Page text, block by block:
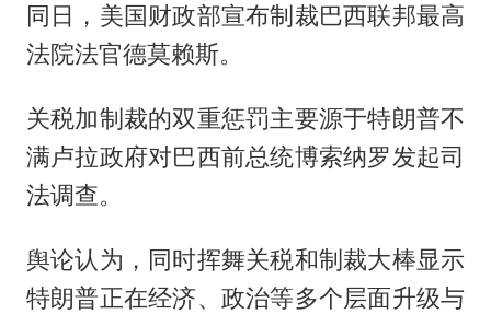
同日，美国财政部宣布制裁巴西联邦最高
法院法官德莫赖斯。
关税加制裁的双重惩罚主要源于特朗普不
满卢拉政府对巴西前总统博索纳罗发起司
法调查。
舆论认为，同时挥舞关税和制裁大棒显示
特朗普正在经济、政治等多个层面升级与